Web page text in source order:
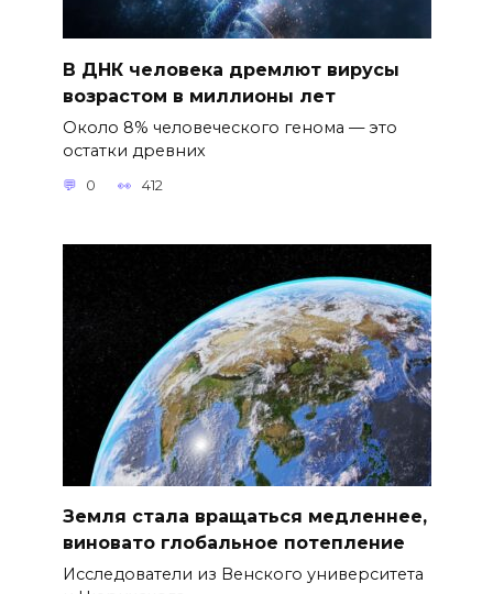
В ДНК человека дремлют вирусы
возрастом в миллионы лет
Около 8% человеческого генома — это
остатки древних
0 412
Земля стала вращаться медленнее,
виновато глобальное потепление
Исследователи из Венского университета